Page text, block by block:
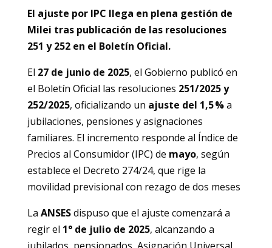
El ajuste por IPC llega en plena gestión de
Milei tras publicación de las resoluciones
251 y 252 en el Boletín Oficial.
El 27 de junio de 2025, el Gobierno publicó en
el Boletín Oficial las resoluciones 251/2025 y
252/2025, oficializando un ajuste del 1,5 %a
jubilaciones, pensiones y asignaciones
familiares. El incremento responde al Índice de
Precios al Consumidor (IPC) de mayo, según
establece el Decreto 274/24, que rige la
movilidad previsional con rezago de dos meses
La ANSESdispuso que el ajuste comenzará a
regir el 1° de julio de 2025, alcanzando a